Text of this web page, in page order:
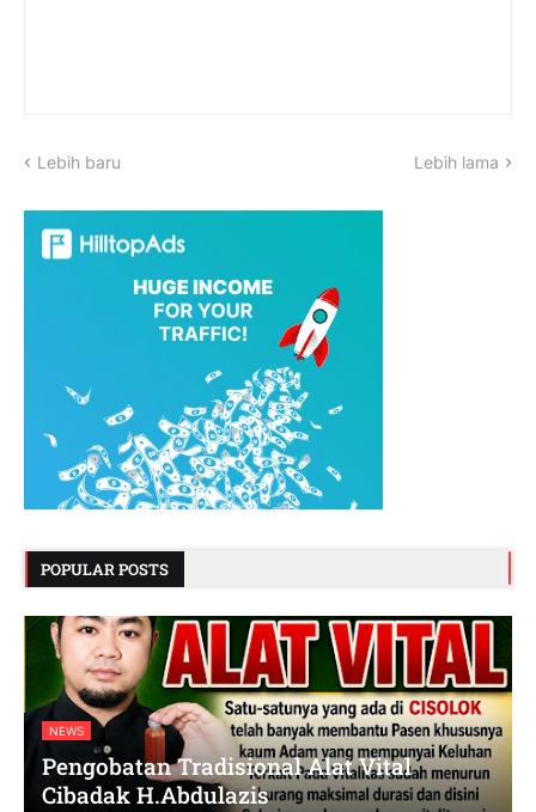
Lebih baru Lebih lama
POPULAR POSTS
NEWS
Pengobatan Tradisional Alat Vital
Cibadak H.Abdulazis